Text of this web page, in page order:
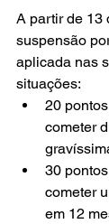
A partir de 13
suspensão
aplicada nas
situações:
20
cometer
30
cometer
em 12